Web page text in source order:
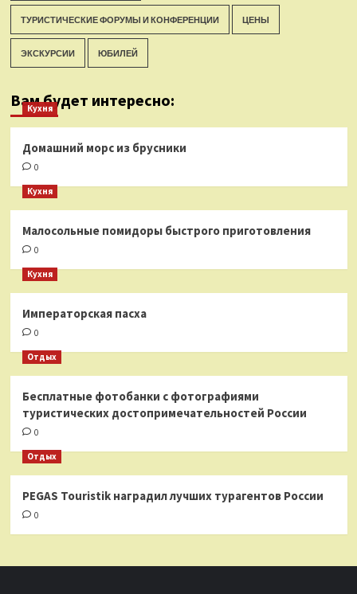
ТУРИСТИЧЕСКИЕ ФОРУМЫ И КОНФЕРЕНЦИИ ЦЕНЫ
ЭКСКУРСИИ ЮБИЛЕЙ
Вам будет интересно:
Кухня
Домашний морс из брусники
0
Кухня
Малосольные помидоры быстрого приготовления
0
Кухня
Императорская пасха
0
Отдых
Бесплатные фотобанки с фотографиями
туристических достопримечательностей России
0
Отдых
PEGAS Touristik наградил лучших турагентов России
0